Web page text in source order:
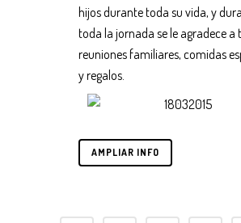
hijos durante toda su vida, y
toda la jornada se le agradece a
reuniones familiares, comidas
y regalos.
AMPLIAR INFO